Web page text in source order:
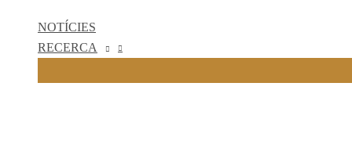
NOTÍCIES
RECERCA